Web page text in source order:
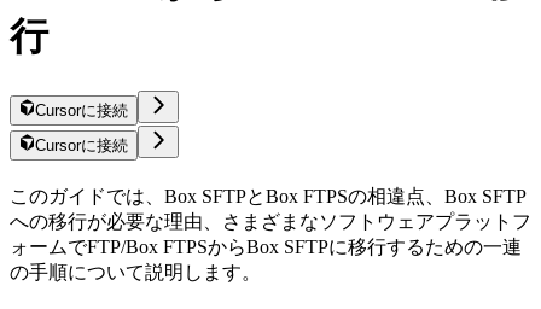
行
Cursorに接続
Cursorに接続
このガイドでは、Box SFTPとBox FTPSの相違点、Box SFTP
への移行が必要な理由、さまざまなソフトウェアプラットフ
ォームでFTP/Box FTPSからBox SFTPに移行するための一連
の手順について説明します。